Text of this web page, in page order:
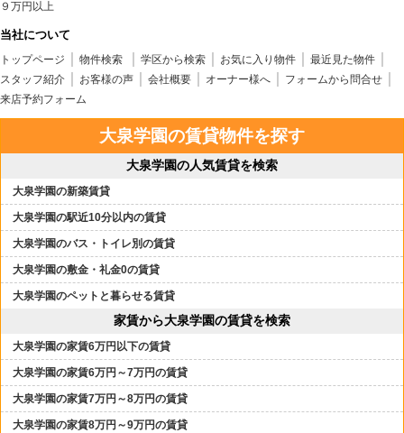
９万円以上
当社について
トップページ 物件検索 学区から検索 お気に入り物件
最近見た物件
スタッフ紹介
お客様の声 会社概要 オーナー様へ
フォームから問合せ
来店予約フォーム
大泉学園の賃貸物件を探す
大泉学園の人気賃貸を検索
大泉学園の新築賃貸
大泉学園の駅近10分以内の賃貸
大泉学園のバス・トイレ別の賃貸
大泉学園の敷金・礼金0の賃貸
大泉学園のペットと暮らせる賃貸
家賃から大泉学園の賃貸を検索
大泉学園の家賃6万円以下の賃貸
大泉学園の家賃6万円～7万円の賃貸
大泉学園の家賃7万円～8万円の賃貸
大泉学園の家賃8万円～9万円の賃貸